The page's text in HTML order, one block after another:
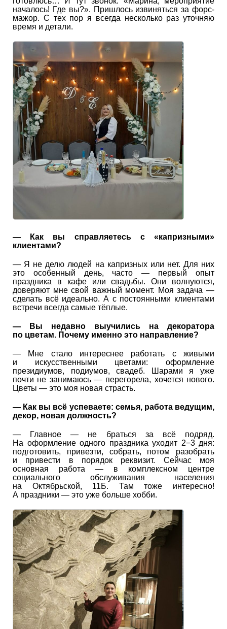
началось! Где вы?». Пришлось извиняться за форс-
мажор. С тех пор я всегда несколько раз уточняю
время и детали.
— Как вы справляетесь с «капризными»
клиентами?
— Я не делю людей на капризных или нет. Для них
это особенный день, часто — первый опыт
праздника в кафе или свадьбы. Они волнуются,
доверяют мне свой важный момент. Моя задача —
сделать всё идеально. А с постоянными клиентами
встречи всегда самые тёплые.
— Вы недавно выучились на декоратора
по цветам. Почему именно это направление?
— Мне стало интереснее работать с живыми
и искусственными цветами: оформление
президиумов, подиумов, свадеб. Шарами я уже
почти не занимаюсь — перегорела, хочется нового.
Цветы — это моя новая страсть.
— Как вы всё успеваете: семья, работа ведущим,
декор, новая должность?
— Главное — не браться за всё подряд.
На оформление одного праздника уходит 2−3 дня:
подготовить, привезти, собрать, потом разобрать
и привести в порядок реквизит. Сейчас моя
основная работа — в комплексном центре
социального обслуживания населения
на Октябрьской, 11Б. Там тоже интересно!
А праздники — это уже больше хобби.